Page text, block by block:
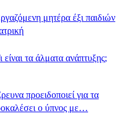
μητέρα έξι παιδιών
είναι τα άλματα ανάπτυξης;
προειδοποιεί για τα
ο ύπνος με…